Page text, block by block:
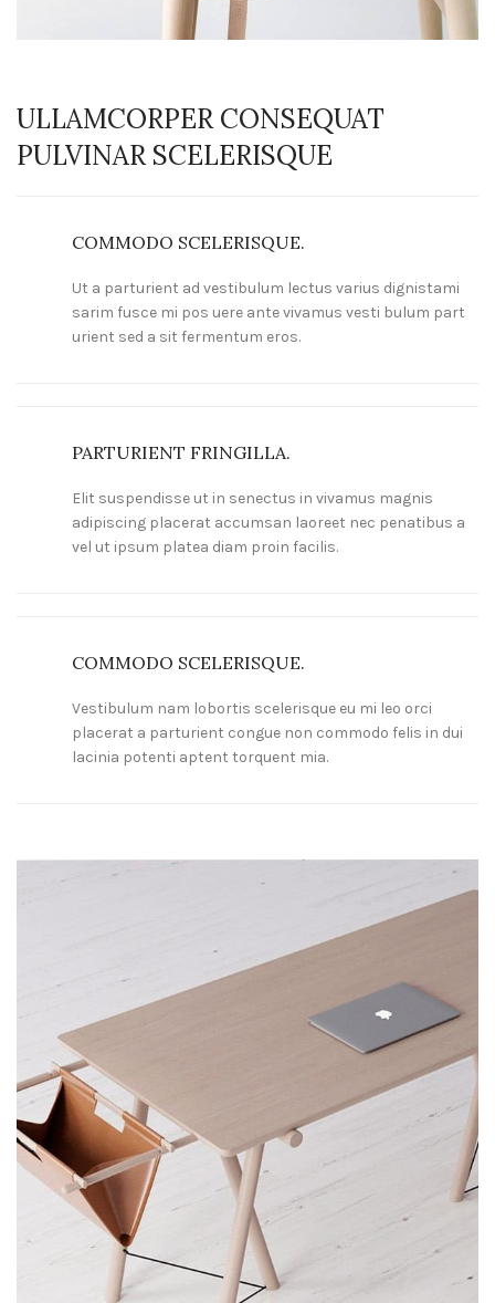
ULLAMCORPER CONSEQUAT
PULVINAR SCELERISQUE
COMMODO SCELERISQUE.
Ut a parturient ad vestibulum lectus varius dignistami
sarim fusce mi pos uere ante vivamus vesti bulum part
urient sed a sit fermentum eros.
PARTURIENT FRINGILLA.
Elit suspendisse ut in senectus in vivamus magnis
adipiscing placerat accumsan laoreet nec penatibus a
vel ut ipsum platea diam proin facilis.
COMMODO SCELERISQUE.
Vestibulum nam lobortis scelerisque eu mi leo orci
placerat a parturient congue non commodo felis in dui
lacinia potenti aptent torquent mia.